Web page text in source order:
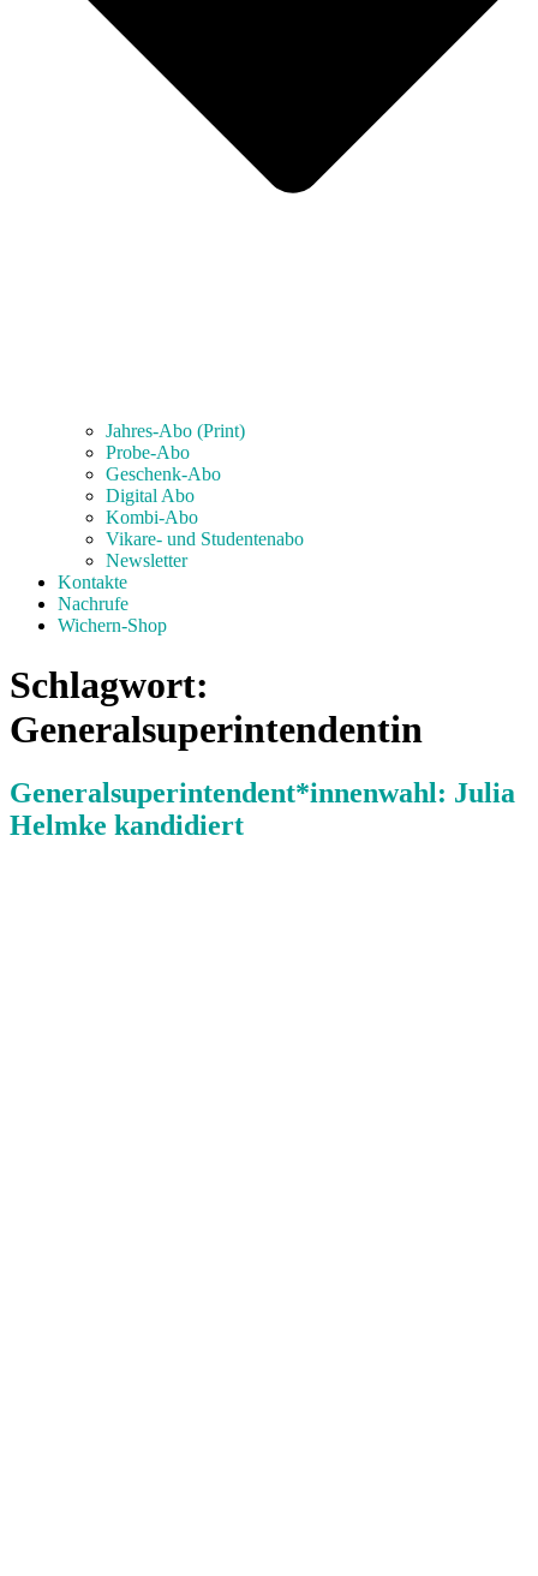
Jahres-Abo (Print)
Probe-Abo
Geschenk-Abo
Digital Abo
Kombi-Abo
Vikare- und Studentenabo
Newsletter
Kontakte
Nachrufe
Wichern-Shop
Schlagwort:
Generalsuperintendentin
Generalsuperintendent*innenwahl: Julia
Helmke kandidiert